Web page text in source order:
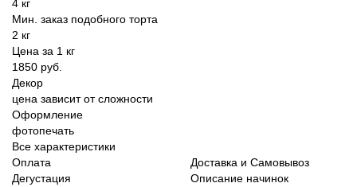
4 кг
Мин. заказ подобного торта
2 кг
Цена за 1 кг
1850 руб.
Декор
цена зависит от сложности
Оформление
фотопечать
Все характеристики
Оплата
Доставка и Самовывоз
Дегустация
Описание начинок